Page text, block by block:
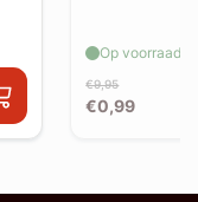
€9,95
€0,99
Op voorraad